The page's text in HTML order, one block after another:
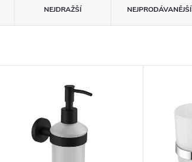
NEJDRAŽŠÍ NEJPRODÁVANĚJŠÍ